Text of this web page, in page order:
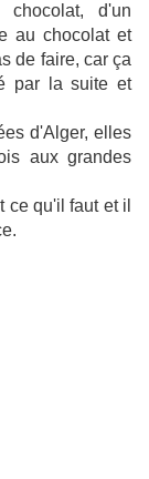
d'un
au chocolat et
de faire, car ça
par la suite et
d'Alger, elles
aux grandes
ce qu'il faut et il